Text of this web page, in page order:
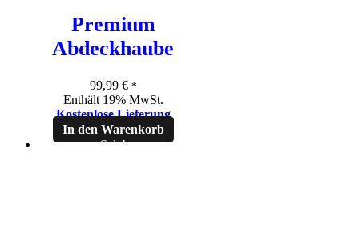
Premium
Abdeckhaube
99,99 € *
Enthält 19% MwSt.
Kostenlose Lieferung
In den Warenkorb
Sale!